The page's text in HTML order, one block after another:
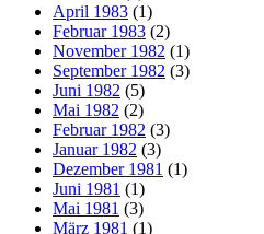
April 1983 (1)
Februar 1983 (2)
November 1982 (1)
September 1982 (3)
Juni 1982 (5)
Mai 1982 (2)
Februar 1982 (3)
Januar 1982 (3)
Dezember 1981 (1)
Juni 1981 (1)
Mai 1981 (3)
März 1981 (1)